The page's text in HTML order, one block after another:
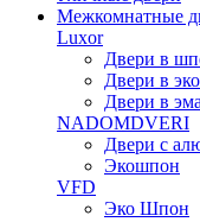
Межкомнатные
Luxor
Двери в
Двери в
Двери в
NADOMDVERI
Двери с
Экошпон
VFD
Эко Шпон